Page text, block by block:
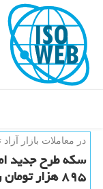
در معاملات بازار آزاد
۸۹۵ هزار تومان رسید